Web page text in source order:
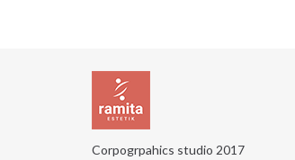
Corpogrpahics studio 2017